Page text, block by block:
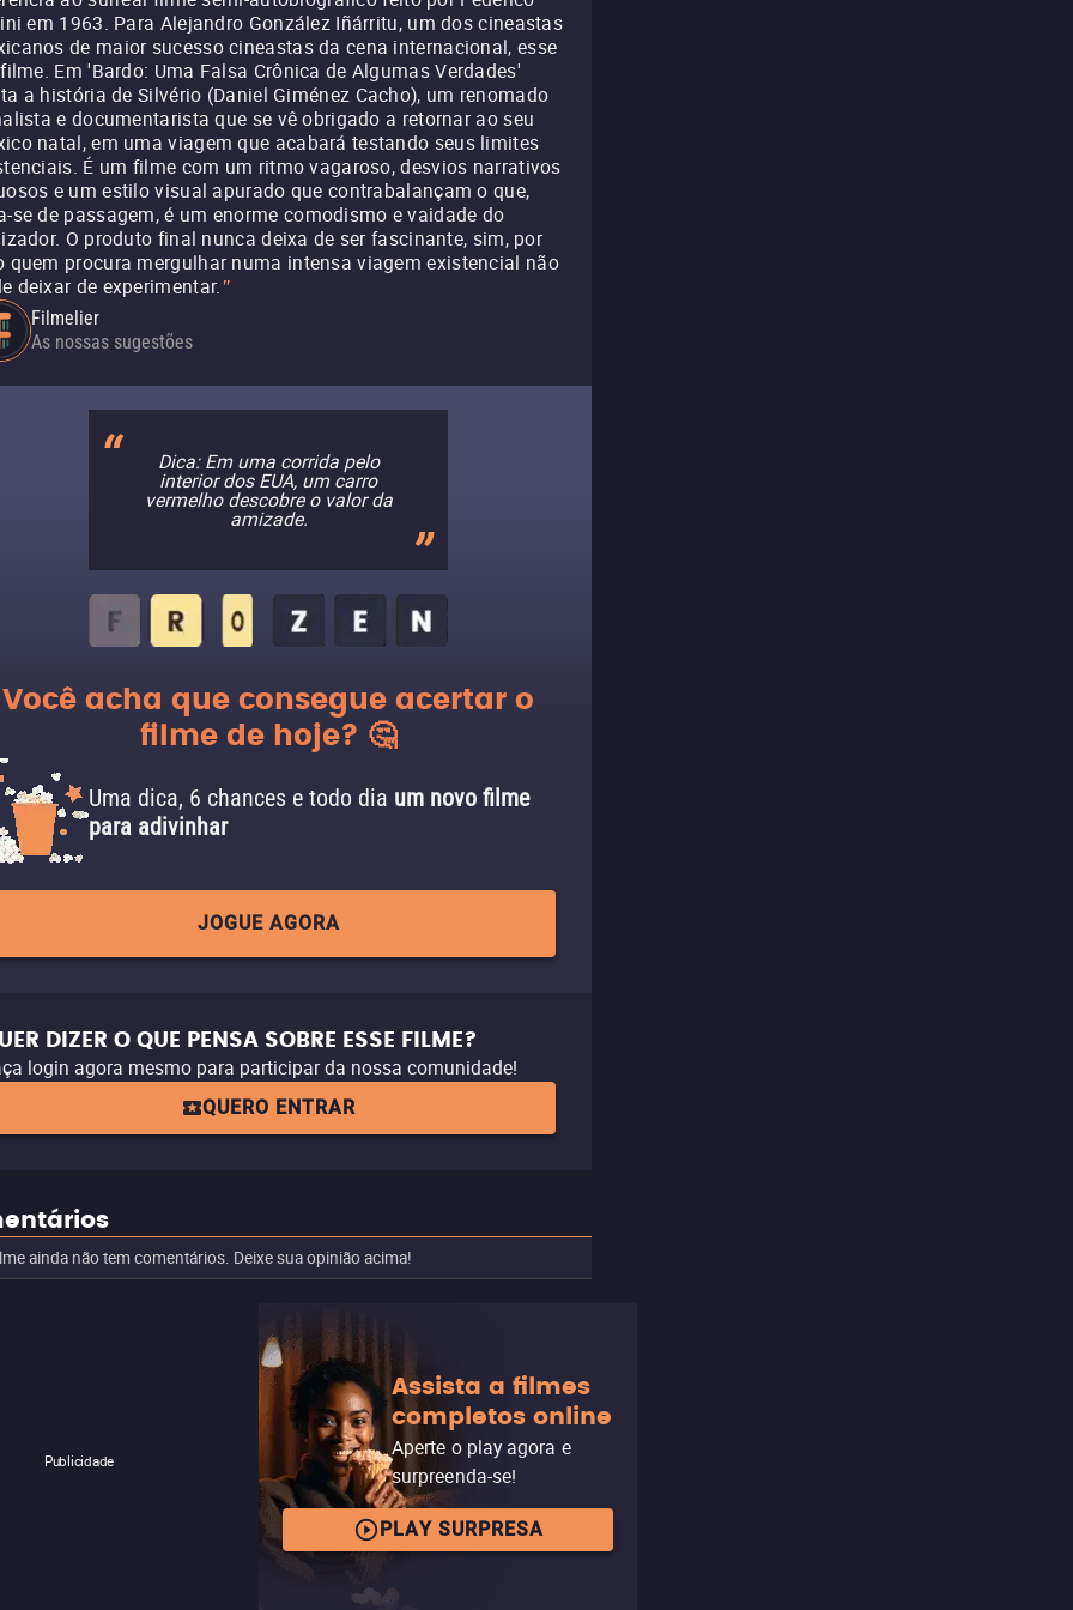
em 1963. Para Alejandro González Iñárritu, um dos cineastas
de maior sucesso cineastas da cena internacional, esse
Em 'Bardo: Uma Falsa Crônica de Algumas Verdades'
a história de Silvério (Daniel Giménez Cacho), um renomado
e documentarista que se vê obrigado a retornar ao seu
natal, em uma viagem que acabará testando seus limites
É um filme com um ritmo vagaroso, desvios narrativos
e um estilo visual apurado que contrabalançam o que,
se de passagem, é um enorme comodismo e vaidade do
O produto final nunca deixa de ser fascinante, sim, por
quem procura mergulhar numa intensa viagem existencial não
deixar de experimentar."
Filmelier
As nossas sugestões
Dica: Em uma corrida pelo
interior dos EUA, um carro
vermelho descobre o valor da
amizade.
Você acha que consegue acertar o
filme de hoje? 🤔
Uma dica, 6 chances e todo dia um novo filme
para adivinhar
JOGUE AGORA
DIZER O QUE PENSA SOBRE ESSE FILME?
login agora mesmo para participar da nossa comunidade!
QUERO ENTRAR
ainda não tem comentários. Deixe sua opinião acima!
Publicidade
Assista a filmes
completos online
Aperte o play agora e
surpreenda-se!
PLAY SURPRESA